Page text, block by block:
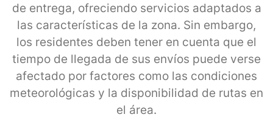
de entrega, ofreciendo servicios adaptados a
las características de la zona. Sin embargo,
los residentes deben tener en cuenta que el
tiempo de llegada de sus envíos puede verse
afectado por factores como las condiciones
meteorológicas y la disponibilidad de rutas en
el área.